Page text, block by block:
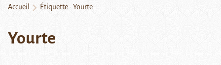
Accueil Étiquette : Yourte
Yourte